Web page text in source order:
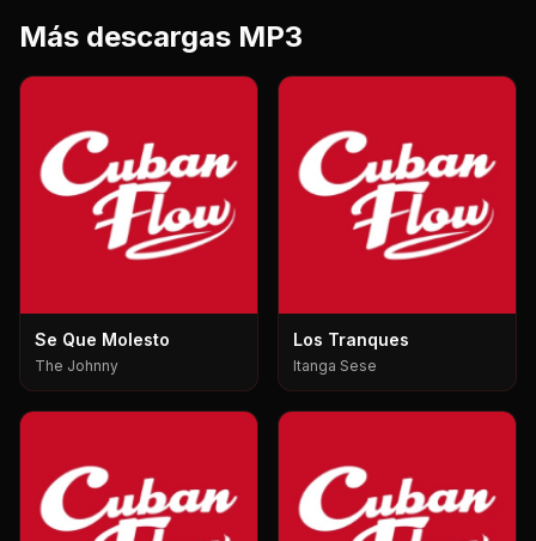
Más descargas MP3
Se Que Molesto
The Johnny
Los Tranques
Itanga Sese